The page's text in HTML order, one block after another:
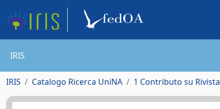
IRIS
IRIS Catalogo Ricerca UniNA 1 Contributo su Rivista